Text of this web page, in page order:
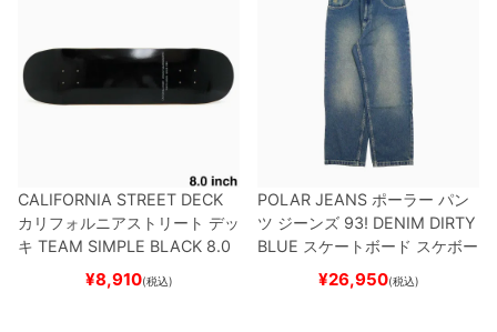
CALIFORNIA STREET DECK
カリフォルニアストリート デッ
キ TEAM SIMPLE BLACK 8.0
ブランク（BBS / GENERATO
スケートボード スケボー
¥8,910(税込)
POLAR JEANS ポーラー パン
ツ ジーンズ 93! DENIM DIRTY
BLUE スケートボード スケボー
¥26,950(税込)